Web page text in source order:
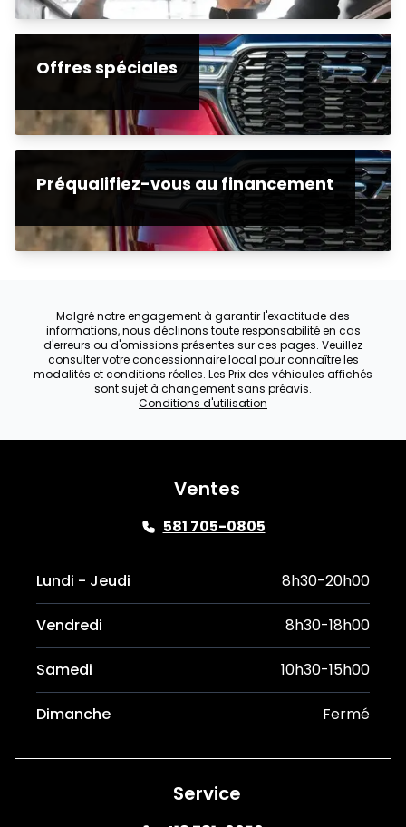
Offres spéciales
Préqualifiez-vous au financement
Malgré notre engagement à garantir l'exactitude des
informations, nous déclinons toute responsabilité en cas
d'erreurs ou d'omissions présentes sur ces pages. Veuillez
consulter votre concessionnaire local pour connaître les
modalités et conditions réelles. Les Prix des véhicules affichés
sont sujet à changement sans préavis.
Conditions d'utilisation
Ventes
581 705-0805
Lundi - Jeudi 8h30-20h00
Vendredi 8h30-18h00
Samedi 10h30-15h00
Dimanche Fermé
Service